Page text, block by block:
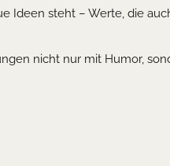
Ideen steht – Werte, die
nicht nur mit Humor,